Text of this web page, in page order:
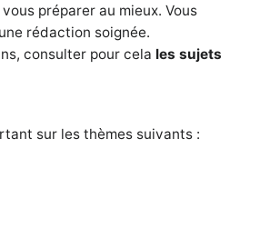
préparer au mieux. Vous
rédaction soignée.
consulter pour cela les sujets
sur les thèmes suivants :